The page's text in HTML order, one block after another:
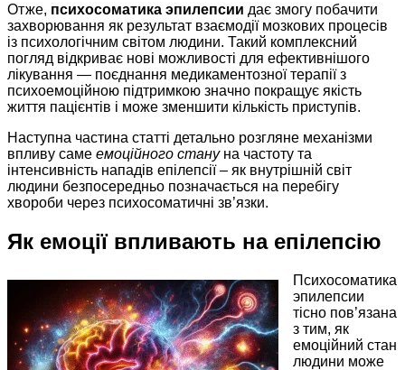
Отже, психосоматика эпилепсии дає змогу побачити
захворювання як результат взаємодії мозкових процесів
із психологічним світом людини. Такий комплексний
погляд відкриває нові можливості для ефективнішого
лікування — поєднання медикаментозної терапії з
психоемоційною підтримкою значно покращує якість
життя пацієнтів і може зменшити кількість приступів.
Наступна частина статті детально розгляне механізми
впливу саме емоційного стануна частоту та
інтенсивність нападів епілепсії – як внутрішній світ
людини безпосередньо позначається на перебігу
хвороби через психосоматичні зв’язки.
Як емоції впливають на епілепсію
Психосоматика
эпилепсии
тісно пов’язана
з тим, як
емоційний стан
людини може